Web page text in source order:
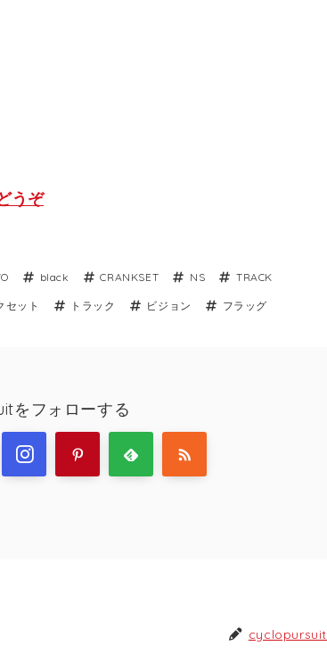
うぞ
black CRANKSET NS TRACK
セット トラック ビジョン フラッグ
をフォローする
cyclopursuit